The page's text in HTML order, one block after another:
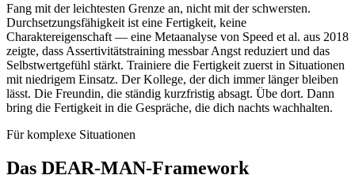
Fang mit der leichtesten Grenze an, nicht mit der schwersten.
Durchsetzungsfähigkeit ist eine Fertigkeit, keine
Charaktereigenschaft — eine Metaanalyse von Speed et al. aus 2018
zeigte, dass Assertivitätstraining messbar Angst reduziert und das
Selbstwertgefühl stärkt. Trainiere die Fertigkeit zuerst in Situationen
mit niedrigem Einsatz. Der Kollege, der dich immer länger bleiben
lässt. Die Freundin, die ständig kurzfristig absagt. Übe dort. Dann
bring die Fertigkeit in die Gespräche, die dich nachts wachhalten.
Für komplexe Situationen
Das DEAR-MAN-Framework